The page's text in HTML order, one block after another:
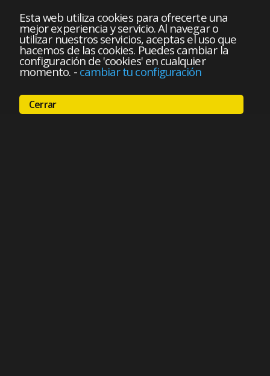
Esta web utiliza cookies para ofrecerte una
mejor experiencia y servicio. Al navegar o
utilizar nuestros servicios, aceptas el uso que
hacemos de las cookies. Puedes cambiar la
configuración de 'cookies' en cualquier
momento. - cambiar tu configuración
Cerrar